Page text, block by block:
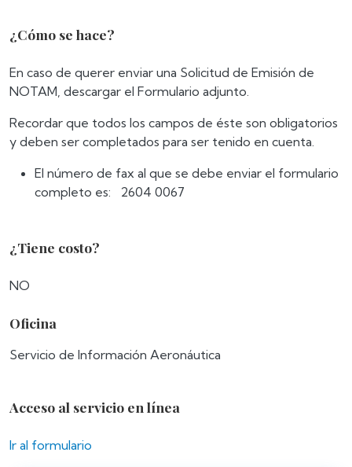
¿Cómo se hace?
En caso de querer enviar una Solicitud de Emisión de
NOTAM, descargar el Formulario adjunto.
Recordar que todos los campos de éste son obligatorios
y deben ser completados para ser tenido en cuenta.
El número de fax al que se debe enviar el formulario
completo es: 2604 0067
¿Tiene costo?
NO
Oficina
Servicio de Información Aeronáutica
Acceso al servicio en línea
Ir al formulario